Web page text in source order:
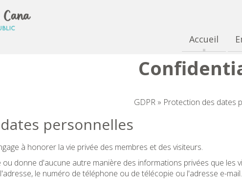
Accueil
GDPR » Protection des dates
personnelles
à honorer la vie privée des membres et des visiteurs.
donne d'aucune autre manière des informations privées que les
le numéro de téléphone ou de télécopie ou l'adresse e-mail.